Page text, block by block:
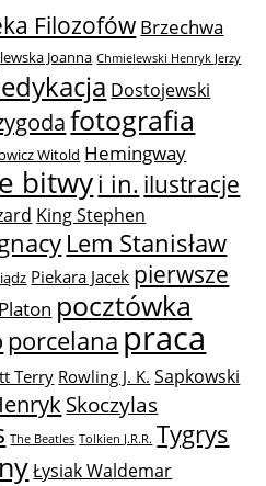
Filozofów Brzechwa
Joanna Chmielewski Henryk Jerzy
Dostojewski
fotografia
Witold Hemingway
bitwyi in. ilustracje
King Stephen
Lem Stanisław
Piekara Jacek pierwsze
Platon pocztówka
porcelana praca
Terry Rowling J. K. Sapkowski
Skoczylas
The Beatles Tolkien J.R.R. Tygrys
Łysiak Waldemar